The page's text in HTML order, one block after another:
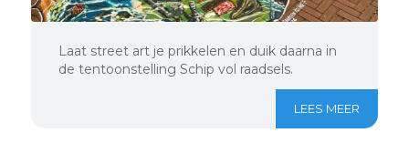
Laat street art je prikkelen en duik daarna in
de tentoonstelling Schip vol raadsels.
LEES MEER